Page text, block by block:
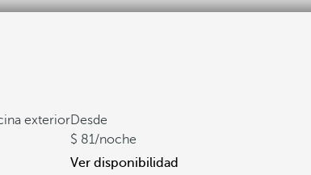
exteriorDesde
81/noche
Ver disponibilidad